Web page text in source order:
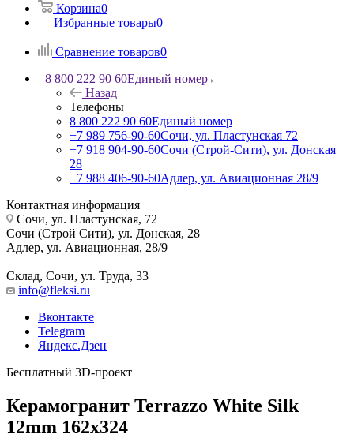
Корзина0
Избранные товары0
Сравнение товаров0
8 800 222 90 60Единый номер
Назад
Телефоны
8 800 222 90 60Единый номер
+7 989 756-90-60Сочи, ул. Пластунская 72
+7 918 904-90-60Сочи (Строй-Сити), ул. Донская
28
+7 988 406-90-60Адлер, ул. Авиационная 28/9
Контактная информация
Сочи, ул. Пластунская, 72
Сочи (Строй Сити), ул. Донская, 28
Адлер, ул. Авиационная, 28/9
Склад, Сочи, ул. Труда, 33
info@fleksi.ru
Вконтакте
Telegram
Яндекс.Дзен
Бесплатный 3D-проект
Керамогранит Terrazzo White Silk
12mm 162x324